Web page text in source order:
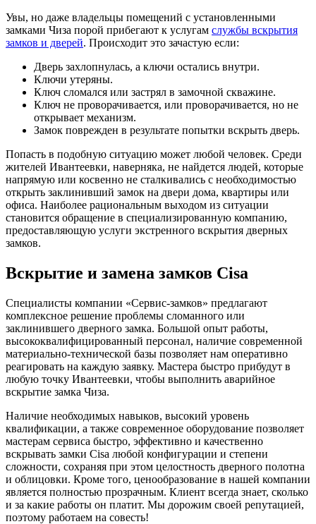
Увы, но даже владельцы помещений с установленными
замками Чиза порой прибегают к услугам службы вскрытия
замков и дверей. Происходит это зачастую если:
Дверь захлопнулась, а ключи остались внутри.
Ключи утеряны.
Ключ сломался или застрял в замочной скважине.
Ключ не проворачивается, или проворачивается, но не
открывает механизм.
Замок поврежден в результате попытки вскрыть дверь.
Попасть в подобную ситуацию может любой человек. Среди
жителей Ивантеевки, наверняка, не найдется людей, которые
напрямую или косвенно не сталкивались с необходимостью
открыть заклинивший замок на двери дома, квартиры или
офиса. Наиболее рациональным выходом из ситуации
становится обращение в специализированную компанию,
предоставляющую услуги экстренного вскрытия дверных
замков.
Вскрытие и замена замков Cisa
Специалисты компании «Сервис-замков» предлагают
комплексное решение проблемы сломанного или
заклинившего дверного замка. Большой опыт работы,
высококвалифицированный персонал, наличие современной
материально-технической базы позволяет нам оперативно
реагировать на каждую заявку. Мастера быстро прибудут в
любую точку Ивантеевки, чтобы выполнить аварийное
вскрытие замка Чиза.
Наличие необходимых навыков, высокий уровень
квалификации, а также современное оборудование позволяет
мастерам сервиса быстро, эффективно и качественно
вскрывать замки Cisa любой конфигурации и степени
сложности, сохраняя при этом целостность дверного полотна
и облицовки. Кроме того, ценообразование в нашей компании
является полностью прозрачным. Клиент всегда знает, сколько
и за какие работы он платит. Мы дорожим своей репутацией,
поэтому работаем на совесть!